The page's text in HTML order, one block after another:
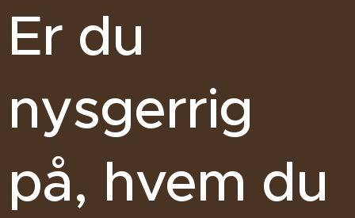
Er du
nysgerrig
på, hvem du